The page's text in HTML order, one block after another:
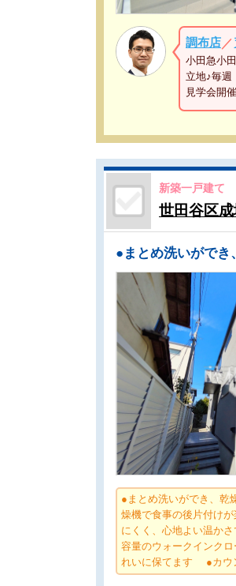
調布店／
小田急小
立地♪毎週
見学会開
新築一戸建て
世田谷区
●まとめ洗いができ、乾
燥機で食事の後片付け
にくく、心地よい温か
容量のウォークインク
れいに保てます ●カウ